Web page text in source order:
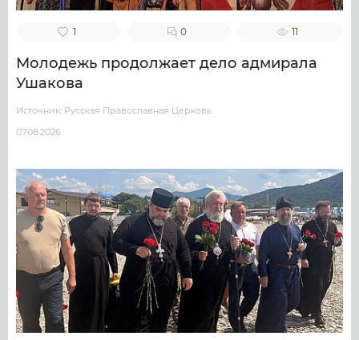
1 0 11
Молодежь продолжает дело адмирала
Ушакова
Источник: Русская Православная Церковь
07.08.2026